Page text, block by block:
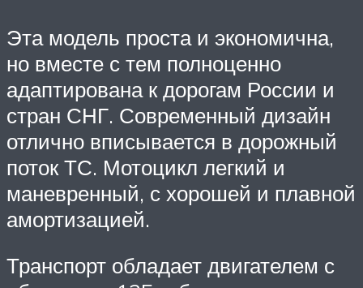
Эта модель проста и экономична,
но вместе с тем полноценно
адаптирована к дорогам России и
стран СНГ. Современный дизайн
отлично вписывается в дорожный
поток ТС. Мотоцикл легкий и
маневренный, с хорошей и плавной
амортизацией.
Транспорт обладает двигателем с